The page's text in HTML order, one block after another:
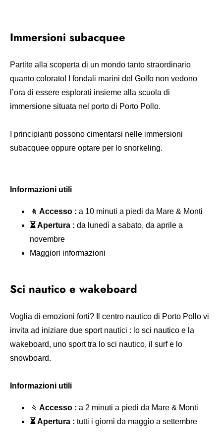
Immersioni subacquee
Partite alla scoperta di un mondo tanto straordinario
quanto colorato! I fondali marini del Golfo non vedono
l’ora di essere esplorati insieme alla scuola di
immersione situata nel porto di Porto Pollo.
I principianti possono cimentarsi nelle immersioni
subacquee oppure optare per lo snorkeling.
Informazioni utili
🚶 Accesso : a 10 minuti a piedi da Mare & Monti
⏳ Apertura : da lunedì a sabato, da aprile a
novembre
Maggiori informazioni
Sci nautico e wakeboard
Voglia di emozioni forti? Il centro nautico di Porto Pollo vi
invita ad iniziare due sport nautici : lo sci nautico e la
wakeboard, uno sport tra lo sci nautico, il surf e lo
snowboard.
Informazioni utili
🚶 Accesso : a 2 minuti a piedi da Mare & Monti
⏳ Apertura : tutti i giorni da maggio a settembre